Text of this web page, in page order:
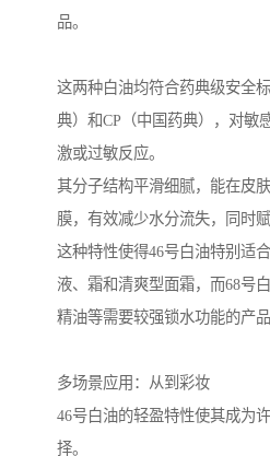
品。
这两种白油均符合药典级安全
典）和CP（中国药典），对敏
激或过敏反应。
其分子结构平滑细腻，能在皮
膜，有效减少水分流失，同时
这种特性使得46号白油特别适
液、霜和清爽型面霜，而68号
精油等需要较强锁水功能的产品
多场景应用：从到彩妆
46号白油的轻盈特性使其成为
择。